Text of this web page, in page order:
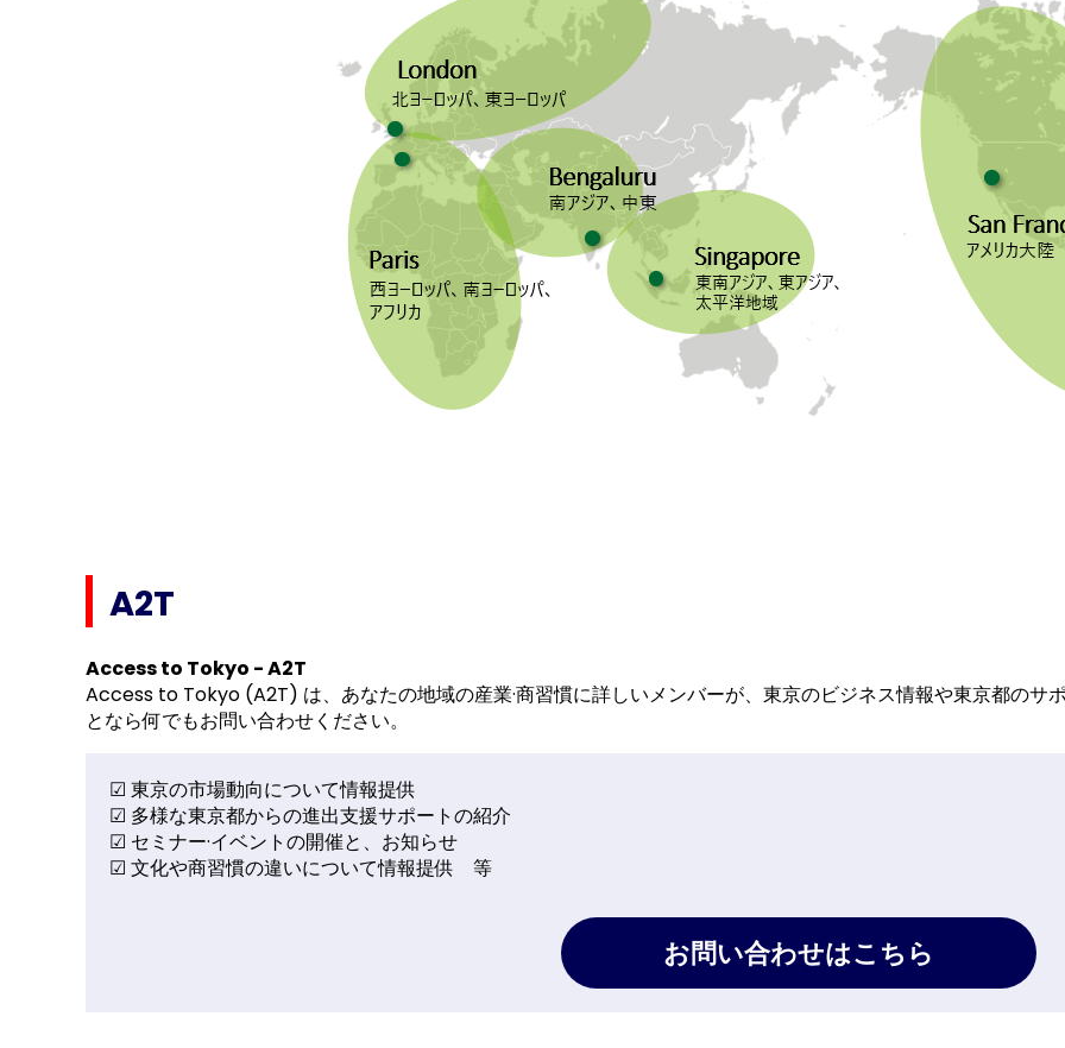
A2T
Access to Tokyo - A2T
Access to Tokyo (A2T) は、あなたの地域の産業·商習慣に詳しいメンバーが、東京のビジネス情報や東京都のサ
となら何でもお問い合わせください。
☑ 東京の市場動向について情報提供
☑ 多様な東京都からの進出支援サポートの紹介
☑ セミナー·イベントの開催と、お知らせ
☑ 文化や商習慣の違いについて情報提供 等
お問い合わせはこちら